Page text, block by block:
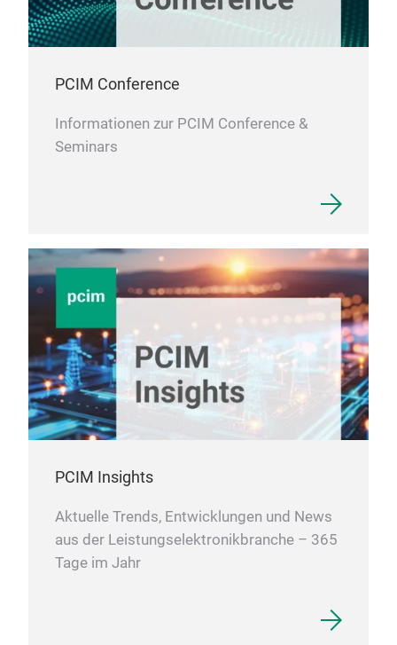
PCIM Conference
Informationen zur PCIM Conference &
Seminars
PCIM Insights
Aktuelle Trends, Entwicklungen und News
aus der Leistungselektronikbranche – 365
Tage im Jahr